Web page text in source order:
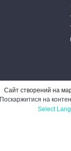
Сайт створений на
Поскаржитися на
Select